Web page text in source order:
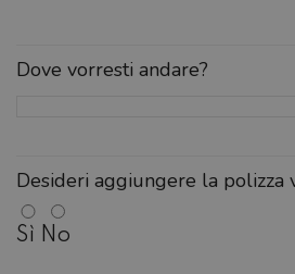
Dove vorresti andare?
Desideri aggiungere la polizza
Sì No